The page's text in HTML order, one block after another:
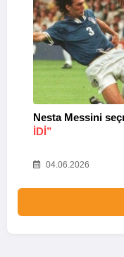
Nesta Messini
IDI”
04.06.2026